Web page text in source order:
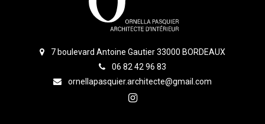
7 boulevard Antoine Gautier 33000 BORDEAUX
06 82 42 96 83
ornellapasquier.architecte@gmail.com